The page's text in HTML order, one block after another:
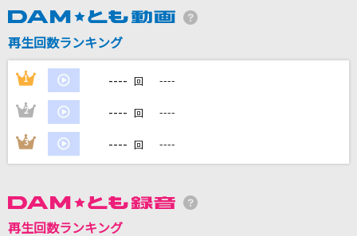
daze
じん ft.メイリア from GARNiDELiA
DAMの新曲・ランキングなど
再生回数ランキング
1 ---- 回 ----
2 ---- 回 ----
3 ---- 回 ----
再生回数ランキング